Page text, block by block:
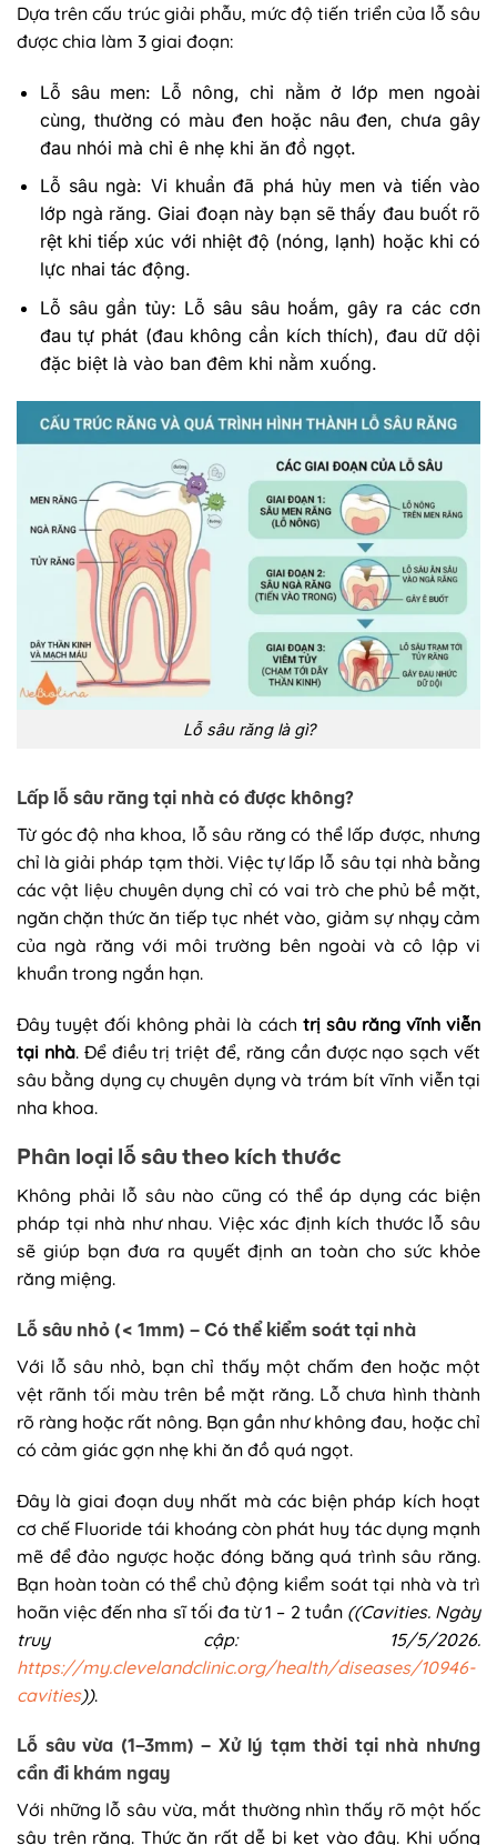
Dựa trên cấu trúc giải phẫu, mức độ tiến triển của lỗ sâu
được chia làm 3 giai đoạn:
Lỗ sâu men: Lỗ nông, chỉ nằm ở lớp men ngoài
cùng, thường có màu đen hoặc nâu đen, chưa gây
đau nhói mà chỉ ê nhẹ khi ăn đồ ngọt.
Lỗ sâu ngà: Vi khuẩn đã phá hủy men và tiến vào
lớp ngà răng. Giai đoạn này bạn sẽ thấy đau buốt rõ
rệt khi tiếp xúc với nhiệt độ (nóng, lạnh) hoặc khi có
lực nhai tác động.
Lỗ sâu gần tủy: Lỗ sâu sâu hoắm, gây ra các cơn
đau tự phát (đau không cần kích thích), đau dữ dội
đặc biệt là vào ban đêm khi nằm xuống.
Lỗ sâu răng là gì?
Lấp lỗ sâu răng tại nhà có được không?
Từ góc độ nha khoa, lỗ sâu răng có thể lấp được, nhưng
chỉ là giải pháp tạm thời. Việc tự lấp lỗ sâu tại nhà bằng
các vật liệu chuyên dụng chỉ có vai trò che phủ bề mặt,
ngăn chặn thức ăn tiếp tục nhét vào, giảm sự nhạy cảm
của ngà răng với môi trường bên ngoài và cô lập vi
khuẩn trong ngắn hạn.
Đây tuyệt đối không phải là cách trị sâu răng vĩnh viễn
tại nhà. Để điều trị triệt để, răng cần được nạo sạch vết
sâu bằng dụng cụ chuyên dụng và trám bít vĩnh viễn tại
nha khoa.
Phân loại lỗ sâu theo kích thước
Không phải lỗ sâu nào cũng có thể áp dụng các biện
pháp tại nhà như nhau. Việc xác định kích thước lỗ sâu
sẽ giúp bạn đưa ra quyết định an toàn cho sức khỏe
răng miệng.
Lỗ sâu nhỏ (< 1mm) – Có thể kiểm soát tại nhà
Với lỗ sâu nhỏ, bạn chỉ thấy một chấm đen hoặc một
vệt rãnh tối màu trên bề mặt răng. Lỗ chưa hình thành
rõ ràng hoặc rất nông. Bạn gần như không đau, hoặc chỉ
có cảm giác gợn nhẹ khi ăn đồ quá ngọt.
Đây là giai đoạn duy nhất mà các biện pháp kích hoạt
cơ chế Fluoride tái khoáng còn phát huy tác dụng mạnh
mẽ để đảo ngược hoặc đóng băng quá trình sâu răng.
Bạn hoàn toàn có thể chủ động kiểm soát tại nhà và trì
hoãn việc đến nha sĩ tối đa từ 1 – 2 tuần ((Cavities. Ngày
truy cập: 15/5/2026.
https://my.clevelandclinic.org/health/diseases/10946-
cavities)).
Lỗ sâu vừa (1–3mm) – Xử lý tạm thời tại nhà nhưng
cần đi khám ngay
Với những lỗ sâu vừa, mắt thường nhìn thấy rõ một hốc
sâu trên răng. Thức ăn rất dễ bị kẹt vào đây. Khi uống